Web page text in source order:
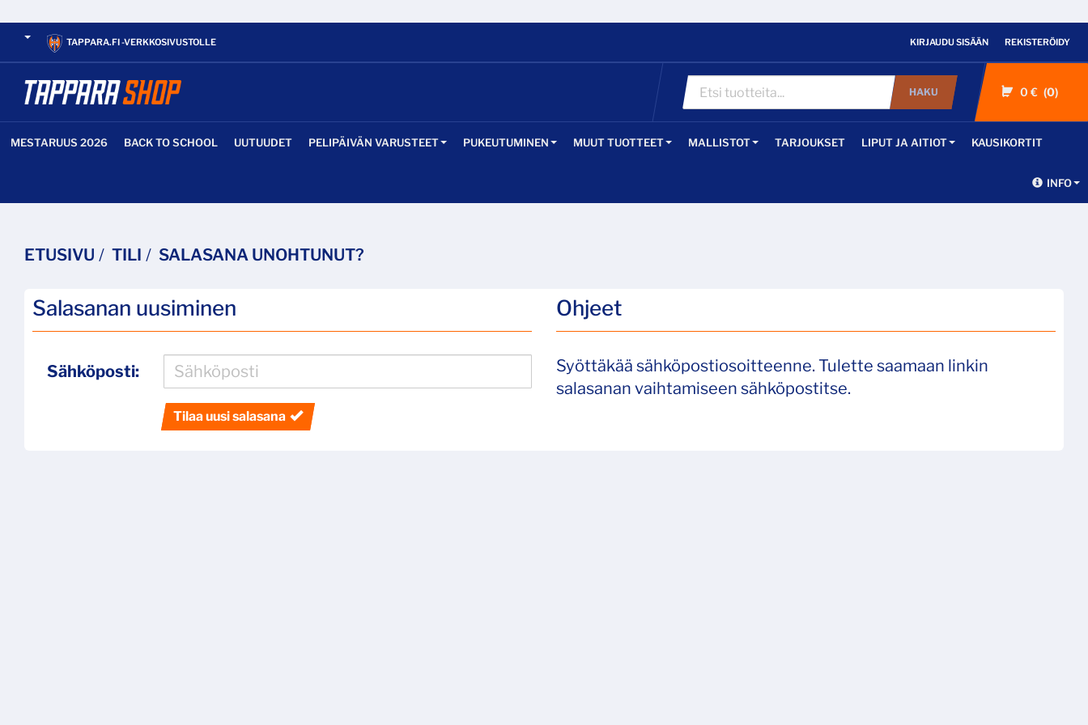
TAPPARA.FI -VERKKOSIVUSTOLLE KIRJAUDU SISÄÄN REKISTERÖIDY
HAKU 0 € 0
MESTARUUS 2026 BACK TO SCHOOL UUTUUDET PELIPÄIVÄN VARUSTEET PUKEUTUMINEN MUUT TUOTTEET MALLISTOT TARJOUKSET LIPUT JA AITIOT KAUSIKORTIT
INFO
ETUSIVU TILI SALASANA UNOHTUNUT?
Salasanan uusiminen
Sähköposti:
Tilaa uusi salasana
Ohjeet
Syöttäkää sähköpostiosoitteenne. Tulette saamaan linkin
salasanan vaihtamiseen sähköpostitse.